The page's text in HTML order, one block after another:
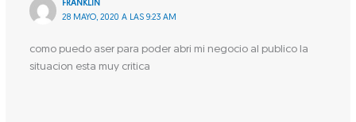
FRANKLIN
28 MAYO, 2020 A LAS 9:23 AM
como puedo aser para poder abri mi negocio al publico la
situacion esta muy critica